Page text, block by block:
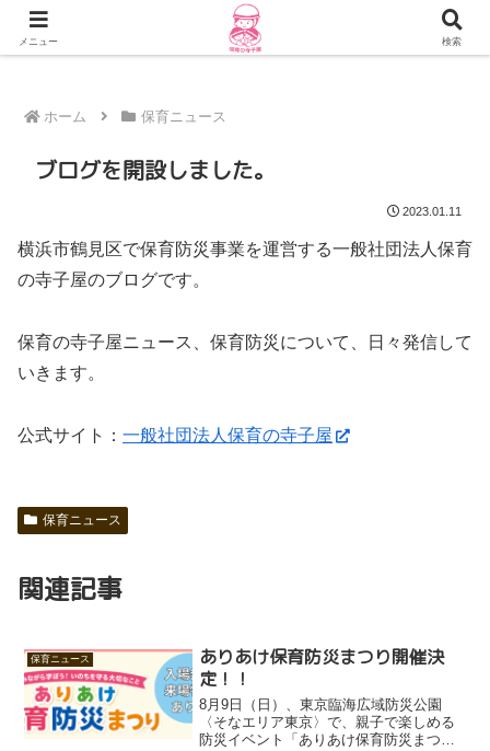
随時更新！保育防災ブログはこちら
ホーム 保育ニュース
ブログを開設しました。
2023.01.11
横浜市鶴見区で保育防災事業を運営する一般社団法人保育
の寺子屋のブログです。
保育の寺子屋ニュース、保育防災について、日々発信して
いきます。
公式サイト： 一般社団法人保育の寺子屋
保育ニュース
関連記事
保育ニュース
ありあけ保育防災まつり開催決
定！！
8月9日（日）、東京臨海広域防災公園
〈そなエリア東京〉で、親子で楽しめる
防災イベント「ありあけ保育防災まつ
メニュー 検索